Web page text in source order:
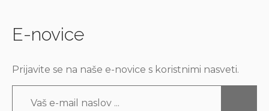
E-novice
Prijavite se na naše e-novice s koristnimi nasveti.